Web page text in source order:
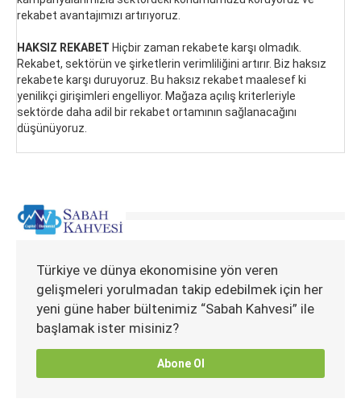
rekabet avantajımızı artırıyoruz.
HAKSIZ REKABET Hiçbir zaman rekabete karşı olmadık.
Rekabet, sektörün ve şirketlerin verimliliğini artırır. Biz haksız
rekabete karşı duruyoruz. Bu haksız rekabet maalesef ki
yenilikçi girişimleri engelliyor. Mağaza açılış kriterleriyle
sektörde daha adil bir rekabet ortamının sağlanacağını
düşünüyoruz.
Türkiye ve dünya ekonomisine yön veren
gelişmeleri yorulmadan takip edebilmek için her
yeni güne haber bültenimiz “Sabah Kahvesi” ile
başlamak ister misiniz?
Abone Ol